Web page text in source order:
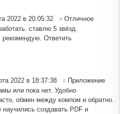
2022 в 20:05:32 # Отличное
ставлю 5 звёзд.
рекомендую. Ответить
2022 в 18:37:38 # Приложение
или пока нет. Удобно
обмен между компом и обратно.
создавать PDF и